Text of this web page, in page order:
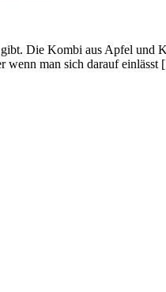
Die Kombi aus Apfel
wenn man sich darauf